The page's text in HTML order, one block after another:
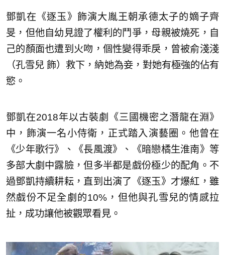
鄧凱在《逐玉》飾演大胤王朝承德太子的嫡子齊
旻，但他自幼見證了權利的鬥爭，母親被燒死，自
己的顏面也遭到火吻，個性變得乖戾，曾被俞淺淺
（孔雪兒 飾）救下，納她為妾，對她有極強的佔有
慾。
鄧凱在2018年以古裝劇《三國機密之潛龍在淵》
中，飾演一名小侍衛，正式踏入演藝圈。他曾在
《少年歌行》、《長風渡》、《暗戀橘生淮南》等
多部大劇中露臉，但多半都是戲份極少的配角。不
過鄧凱持續耕耘，直到出演了《逐玉》才爆紅，雖
然戲份不足全劇的10%，但他與孔雪兒的情感拉
扯，成功讓他被觀眾看見。